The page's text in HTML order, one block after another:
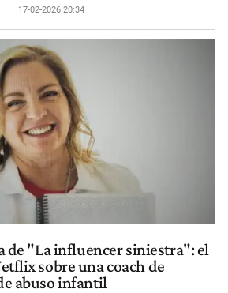
17-02-2026 20:34
de "La influencer siniestra": el
sobre una coach de
abuso infantil